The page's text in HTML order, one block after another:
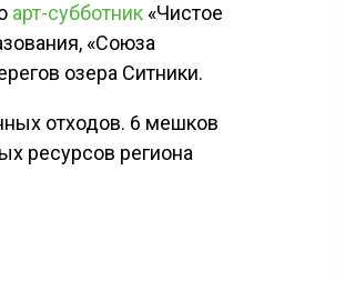
арт-субботник «Чистое
«Союза
озера Ситники.
отходов. 6 мешков
ресурсов региона